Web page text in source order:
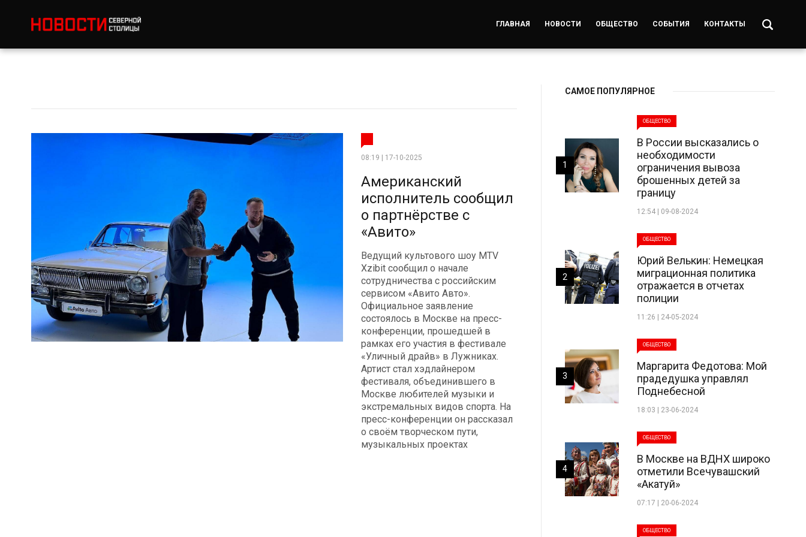
ГЛАВНАЯ НОВОСТИ ОБЩЕСТВО СОБЫТИЯ КОНТАКТЫ
08:19 | 17-10-2025
Американский
исполнитель сообщил
о партнёрстве с
«Авито»
Ведущий культового шоу MTV
Xzibit сообщил о начале
сотрудничества с российским
сервисом «Авито Авто».
Официальное заявление
состоялось в Москве на пресс-
конференции, прошедшей в
рамках его участия в фестивале
«Уличный драйв» в Лужниках.
Артист стал хэдлайнером
фестиваля, объединившего в
Москве любителей музыки и
экстремальных видов спорта. На
пресс-конференции он рассказал
о своём творческом пути,
музыкальных проектах
САМОЕ ПОПУЛЯРНОЕ
ОБЩЕСТВО
В России высказались о
необходимости
ограничения вывоза
брошенных детей за
границу
12:54 | 09-08-2024
1
ОБЩЕСТВО
Юрий Велькин: Немецкая
миграционная политика
отражается в отчетах
полиции
11:26 | 24-05-2024
2
ОБЩЕСТВО
Маргарита Федотова: Мой
прадедушка управлял
Поднебесной
18:03 | 23-06-2024
3
ОБЩЕСТВО
В Москве на ВДНХ широко
отметили Всечувашский
«Акатуй»
07:17 | 20-06-2024
4
ОБЩЕСТВО